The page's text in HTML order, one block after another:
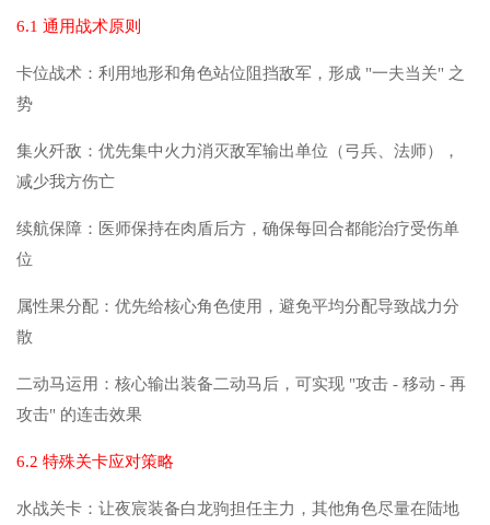
6.1 通用战术原则
卡位战术：利用地形和角色站位阻挡敌军，形成 "一夫当关" 之
势
集火歼敌：优先集中火力消灭敌军输出单位（弓兵、法师），
减少我方伤亡
续航保障：医师保持在肉盾后方，确保每回合都能治疗受伤单
位
属性果分配：优先给核心角色使用，避免平均分配导致战力分
散
二动马运用：核心输出装备二动马后，可实现 "攻击 - 移动 - 再
攻击" 的连击效果
6.2 特殊关卡应对策略
水战关卡：让夜宸装备白龙驹担任主力，其他角色尽量在陆地